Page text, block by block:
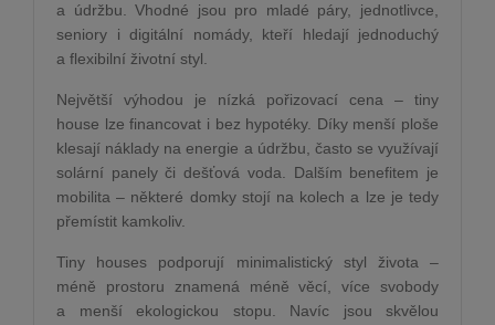
a údržbu. Vhodné jsou pro mladé páry, jednotlivce,
seniory i digitální nomády, kteří hledají jednoduchý
a flexibilní životní styl.
Největší výhodou je nízká pořizovací cena – tiny
house lze financovat i bez hypotéky. Díky menší ploše
klesají náklady na energie a údržbu, často se využívají
solární panely či dešťová voda. Dalším benefitem je
mobilita – některé domky stojí na kolech a lze je tedy
přemístit kamkoliv.
Tiny houses podporují minimalistický styl života –
méně prostoru znamená méně věcí, více svobody
a menší ekologickou stopu. Navíc jsou skvělou